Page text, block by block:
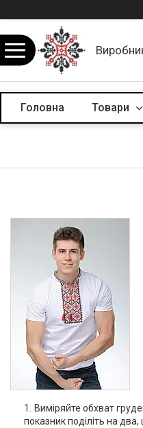
Головна Товари
Виміряйте обхват
показник поділіть на